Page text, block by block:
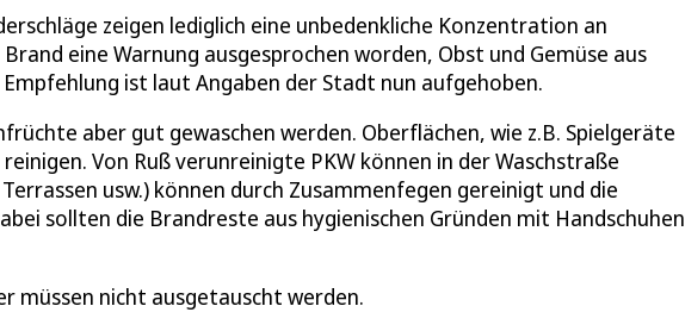
zeigen lediglich eine unbedenkliche Konzentration an
eine Warnung ausgesprochen worden, Obst und Gemüse aus
ist laut Angaben der Stadt nun aufgehoben.
aber gut gewaschen werden. Oberflächen, wie z.B. Spielgeräte
Von Ruß verunreinigte PKW können in der Waschstraße
usw.) können durch Zusammenfegen gereinigt und die
sollten die Brandreste aus hygienischen Gründen mit Handschuhen
müssen nicht ausgetauscht werden.